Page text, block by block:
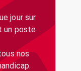
jour sur
un poste
nos